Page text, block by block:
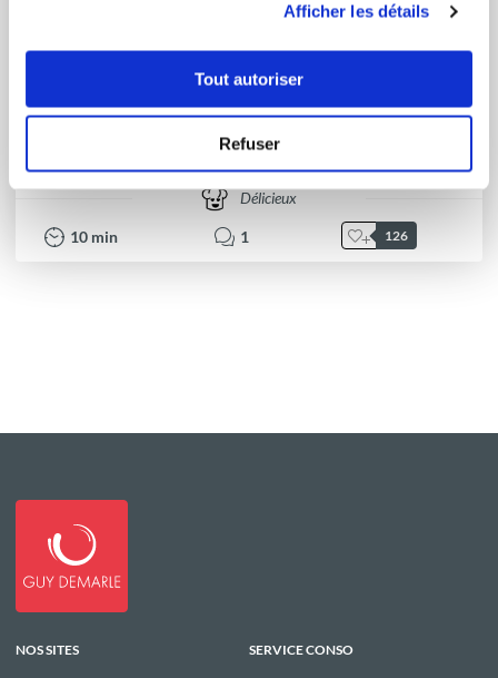
Afficher les détails
Tout autoriser
Refuser
Agnes Herter
Conseillère Guy Demarle
Cannelés Bordelais
Délicieux
10 min 1 126
NOS SITES
SERVICE CONSO